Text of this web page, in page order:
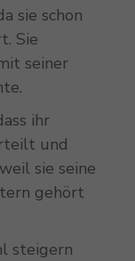
sie schon
Sie
seiner
ihr
und
sie seine
gehört
steigern